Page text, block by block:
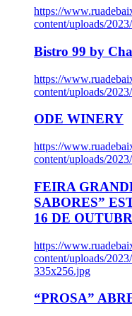
https://
content/uploads/
Bistro 99 by
https://
content/uploads/
ODE WINERY
https://
content/uploads/
FEIRA
SABORES”
16 DE
https://
content/uploads/
335x256.jpg
“PROSA”